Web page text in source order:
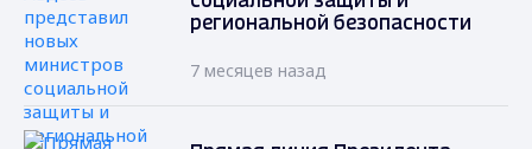
региональной безопасности
7 месяцев назад